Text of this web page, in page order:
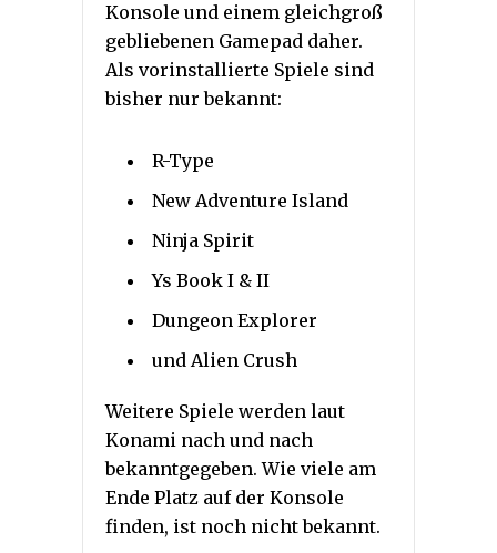
Konsole und einem gleichgroß
gebliebenen Gamepad daher.
Als vorinstallierte Spiele sind
bisher nur bekannt:
R-Type
New Adventure Island
Ninja Spirit
Ys Book I & II
Dungeon Explorer
und Alien Crush
Weitere Spiele werden laut
Konami nach und nach
bekanntgegeben. Wie viele am
Ende Platz auf der Konsole
finden, ist noch nicht bekannt.